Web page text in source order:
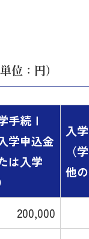
：円）
手続Ⅰ
学申込金
は入学
入
（
他
200,000